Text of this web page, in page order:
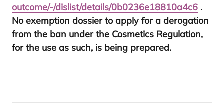
o​u​t​c​o​m​e​/​-​/​d​i​s​l​i​s​t​/​d​e​t​a​i​l​s​/​0​b​0236​e​18810a4c6 .
No exem­ption dos­sier to apply for a dero­ga­tion
from the ban under the Cos­me­tics Regu­la­tion,
for the use as such, is being prepared.